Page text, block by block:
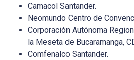
Camacol Santander.
Neomundo Centro de
Corporación Autónoma
la Meseta de Bucaramanga,
Comfenalco Santander.